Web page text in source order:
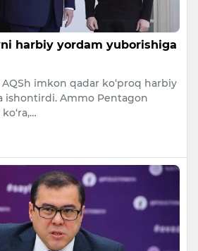
harbiy yordam yuborishiga
imkon qadar ko‘proq harbiy
ishontirdi. Ammo Pentagon